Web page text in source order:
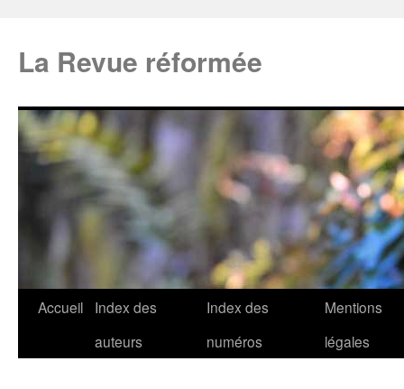
La Revue réformée
Accueil
Index des
auteurs
Index des
numéros
Mentions
légales